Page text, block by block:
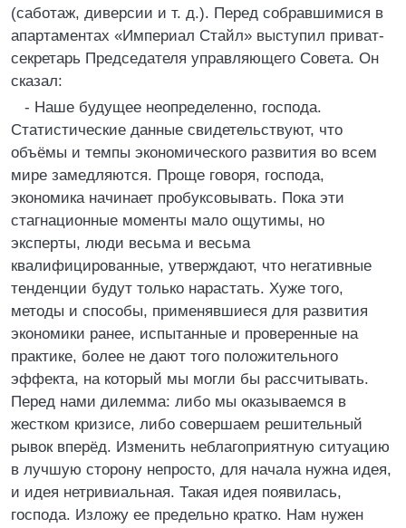
(саботаж, диверсии и т. д.). Перед собравшимися в
апартаментах «Империал Стайл» выступил приват-
секретарь Председателя управляющего Совета. Он
сказал:
- Наше будущее неопределенно, господа.
Статистические данные свидетельствуют, что
объёмы и темпы экономического развития во всем
мире замедляются. Проще говоря, господа,
экономика начинает пробуксовывать. Пока эти
стагнационные моменты мало ощутимы, но
эксперты, люди весьма и весьма
квалифицированные, утверждают, что негативные
тенденции будут только нарастать. Хуже того,
методы и способы, применявшиеся для развития
экономики ранее, испытанные и проверенные на
практике, более не дают того положительного
эффекта, на который мы могли бы рассчитывать.
Перед нами дилемма: либо мы оказываемся в
жестком кризисе, либо совершаем решительный
рывок вперёд. Изменить неблагоприятную ситуацию
в лучшую сторону непросто, для начала нужна идея,
и идея нетривиальная. Такая идея появилась,
господа. Изложу ее предельно кратко. Нам нужен